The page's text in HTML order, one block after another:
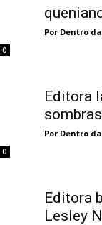
0
Por Dentro
0
Editora
Por Dentro
Editora
Lesley